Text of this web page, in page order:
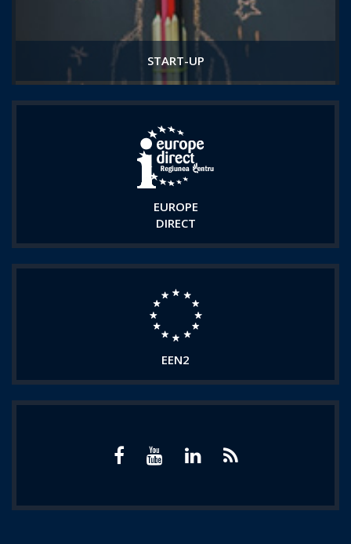
START-UP
EUROPE
DIRECT
EEN2